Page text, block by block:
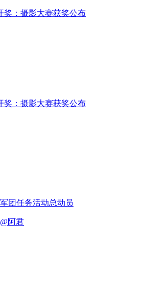
奖：摄影大赛获奖公布
奖：摄影大赛获奖公布
团任务活动总动员
阿君